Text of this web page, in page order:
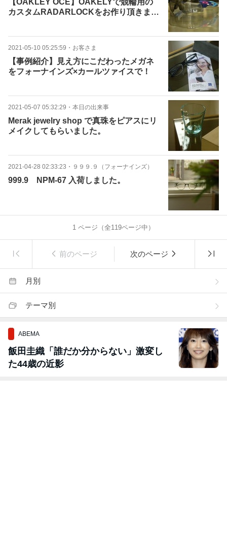
【OAKLEY OCE】OAKELYで競輪用の
カスタムRADARLOCKをお作り頂きまし
2021-05-10 05:25:59 ・ お客さま
【事例紹介】見え方にこだわったメガネ
をフォーナインズ×カールツァイスで！
2021-05-07 05:32:29 ・ 本日の出来事
Merak jewelry shop で真珠をピアスにリ
メイクしてもらいました。
2021-04-28 02:33:23 ・ ９９９.９（フォーナインズ）
999.9 NPM-67 入荷しました。
1 ページ（全119ページ中）
前のページ 次のページ
月別
テーマ別
ABEMA
飯田圭織「誰だか分からない」激変し
た44歳の近影